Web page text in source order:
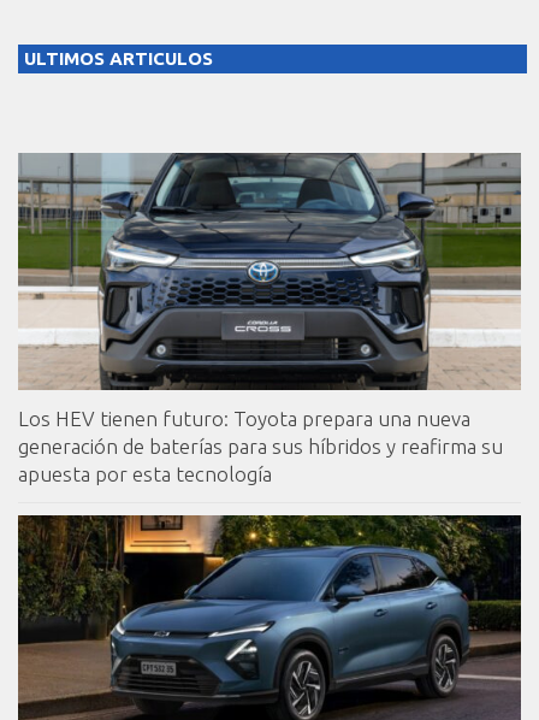
ULTIMOS ARTICULOS
Los HEV tienen futuro: Toyota prepara una nueva
generación de baterías para sus híbridos y reafirma su
apuesta por esta tecnología